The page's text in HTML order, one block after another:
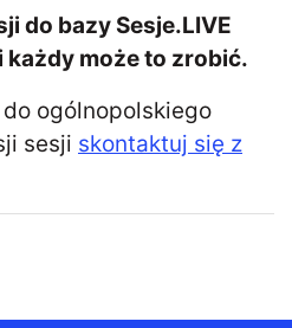
do bazy Sesje.LIVE
może to zrobić.
ogólnopolskiego
sesji skontaktuj się z